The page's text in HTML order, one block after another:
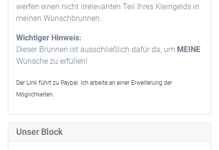
werfen einen nicht irrelevanten Teil Ihres Kleingelds in
meinen Wunschbrunnen.
Wichtiger Hinweis:
Dieser Brunnen ist ausschließlich dafür da, um MEINE
Wünsche zu erfüllen!
Der Link führt zu Paypal. Ich arbeite an einer Erweiterung der
Möglichkeiten.
Unser Block